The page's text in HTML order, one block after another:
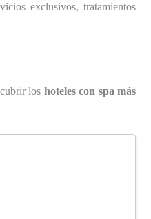
exclusivos, tratamientos
los hoteles con spa más